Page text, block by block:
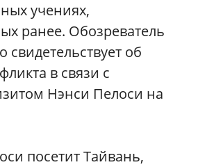
учениях,
ранее. Обозреватель
свидетельствует об
в связи с
Нэнси Пелоси на
посетит Тайвань,